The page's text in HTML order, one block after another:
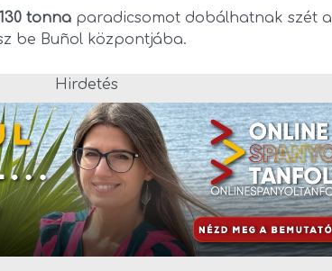
130 tonna paradicsomot dobálhatnak szét a
be Buñol központjába.
Hirdetés